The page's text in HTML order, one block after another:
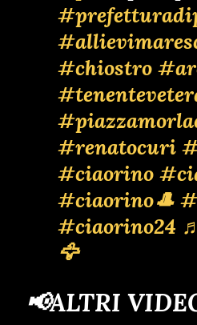
#chiostro
#renatocuri
#ciaorino
#ciaorino🎩
#ciaorino24
🦅
📢ALTRI